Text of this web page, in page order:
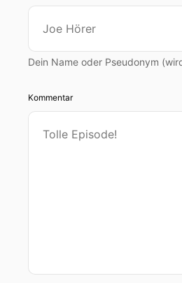
Dein Name oder Pseudonym
Kommentar